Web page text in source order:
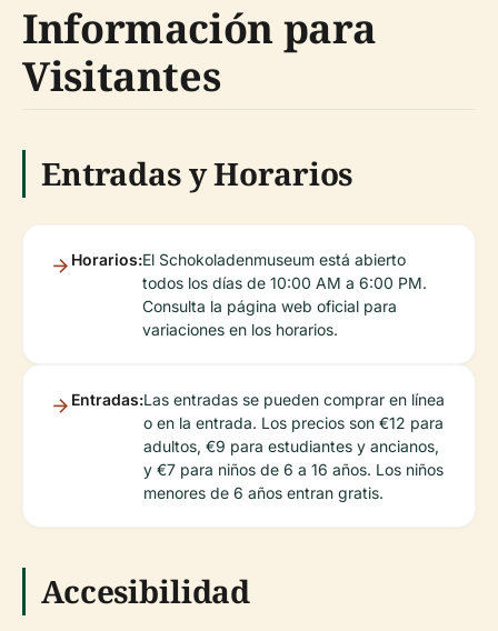
Información para
Visitantes
Entradas y Horarios
Horarios:El Schokoladenmuseum está abierto
todos los días de 10:00 AM a 6:00 PM.
Consulta la página web oficial para
variaciones en los horarios.
Entradas:Las entradas se pueden comprar en línea
o en la entrada. Los precios son €12 para
adultos, €9 para estudiantes y ancianos,
y €7 para niños de 6 a 16 años. Los niños
menores de 6 años entran gratis.
Accesibilidad